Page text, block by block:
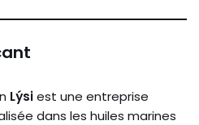
Lýsiest une entreprise
dans les huiles marines